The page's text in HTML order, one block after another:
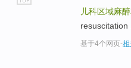
儿科区域麻
resuscitation .
基于4个网页-